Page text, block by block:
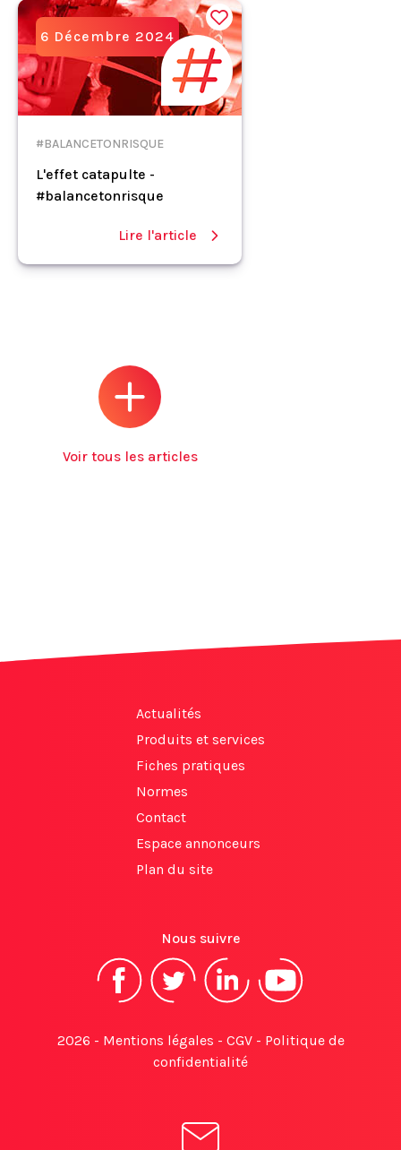
6 Décembre 2024
#BALANCETONRISQUE
L'effet catapulte -
#balancetonrisque
Lire l'article
Voir tous les articles
Actualités
Produits et services
Fiches pratiques
Normes
Contact
Espace annonceurs
Plan du site
Nous suivre
2026 - Mentions légales - CGV- Politique de
confidentialité